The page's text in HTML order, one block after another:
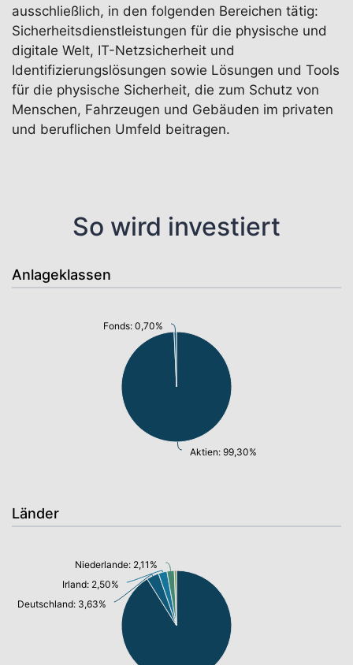
ausschließlich, in den folgenden Bereichen tätig:
Sicherheitsdienstleistungen für die physische und
digitale Welt, IT-Netzsicherheit und
Identifizierungslösungen sowie Lösungen und Tools
für die physische Sicherheit, die zum Schutz von
Menschen, Fahrzeugen und Gebäuden im privaten
und beruflichen Umfeld beitragen.
So wird investiert
Anlageklassen
Aktien: 99,30%
Fonds: 0,70%
Länder
Deutschland: 3,63%
Irland: 2,50%
Niederlande: 2,11%